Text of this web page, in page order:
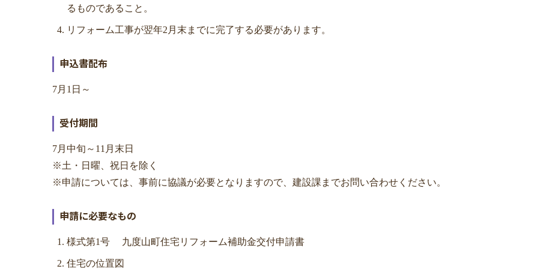
るものであること。
リフォーム工事が翌年2月末までに完了する必要があります。
申込書配布
7月1日～
受付期間
7月中旬～11月末日
※土・日曜、祝日を除く
※申請については、事前に協議が必要となりますので、建設課までお問い合わせください。
申請に必要なもの
様式第1号 九度山町住宅リフォーム補助金交付申請書
住宅の位置図